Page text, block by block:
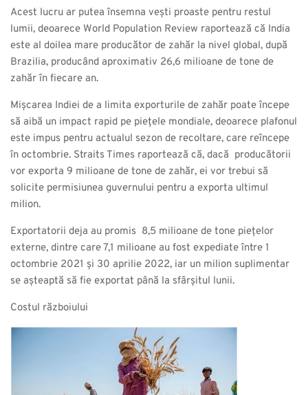
Acest lucru ar putea însemna vești proaste pentru restul
lumii, deoarece World Population Review raportează că India
este al doilea mare producător de zahăr la nivel global, după
Brazilia, producând aproximativ 26,6 milioane de tone de
zahăr în fiecare an.
Mișcarea Indiei de a limita exporturile de zahăr poate începe
să aibă un impact rapid pe piețele mondiale, deoarece plafonul
este impus pentru actualul sezon de recoltare, care reîncepe
în octombrie. Straits Times raportează că, dacă producătorii
vor exporta 9 milioane de tone de zahăr, ei vor trebui să
solicite permisiunea guvernului pentru a exporta ultimul
milion.
Exportatorii deja au promis 8,5 milioane de tone piețelor
externe, dintre care 7,1 milioane au fost expediate între 1
octombrie 2021 și 30 aprilie 2022, iar un milion suplimentar
se așteaptă să fie exportat până la sfârșitul lunii.
Costul războiului